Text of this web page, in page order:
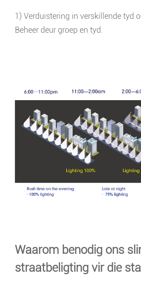
1) Verduistering in verskillende tyd
Beheer deur groep en tyd.
Waarom benodig ons
straatbeligting vir die